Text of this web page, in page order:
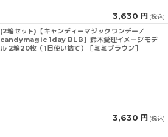
3,630 円 (税込)
(2箱セット)【キャンディーマジックワンデー／
candymagic 1day BLB】鈴木愛理イメージモデ
ル 2箱20枚（1日使い捨て）［ミミブラウン］
3,630 円 (税込)